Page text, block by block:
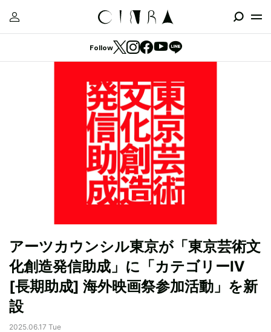
Follow
アーツカウンシル東京が「東京芸術文
化創造発信助成」に「カテゴリーⅣ
[長期助成] 海外映画祭参加活動」を新
設
2025.06.17 Tue